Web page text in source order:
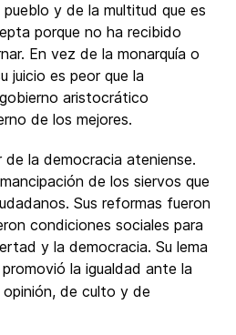
y de la multitud que es
porque no ha recibido
En vez de la monarquía o
juicio es peor que la
aristocrático
de los mejores.
de la democracia ateniense.
de los siervos que
Sus reformas fueron
condiciones sociales para
y la democracia. Su lema
la igualdad ante la
de culto y de